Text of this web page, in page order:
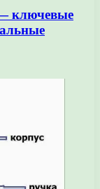
ключевые